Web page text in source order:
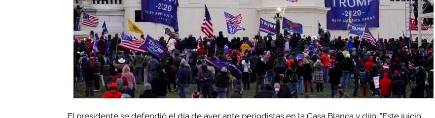
El presidente se defendió el día de ayer ante periodistas en la Casa Blanca y dijo: “Este juicio